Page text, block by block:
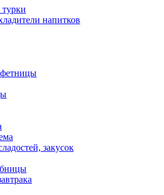
напитков
закусок